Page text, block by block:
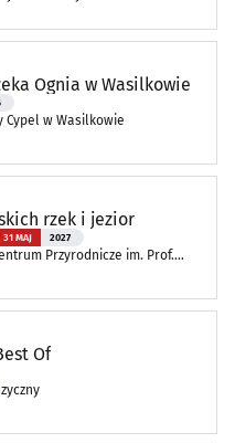
Ognia w Wasilkowie
Cypel w Wasilkowie
rzek i jezior
31 MAJ 2027
Przyrodnicze im. Prof.
Of